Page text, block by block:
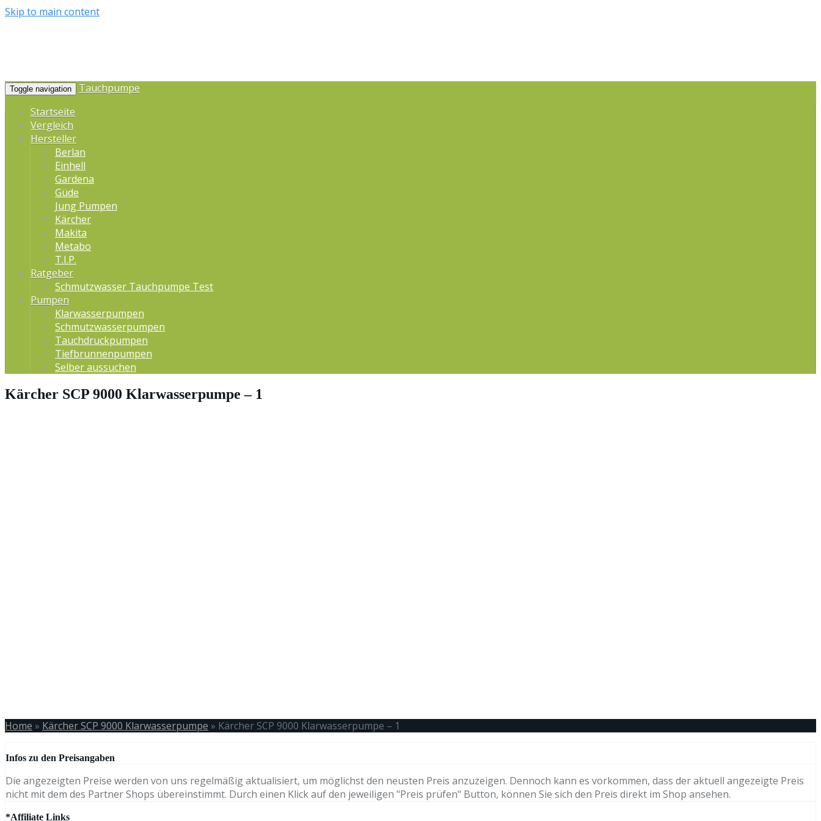
Skip to main content
Toggle navigation
Tauchpumpe
Startseite
Vergleich
Hersteller
Berlan
Einhell
Gardena
Güde
Jung Pumpen
Kärcher
Makita
Metabo
T.I.P.
Ratgeber
Schmutzwasser Tauchpumpe Test
Pumpen
Klarwasserpumpen
Schmutzwasserpumpen
Tauchdruckpumpen
Tiefbrunnenpumpen
Selber aussuchen
Kärcher SCP 9000 Klarwasserpumpe – 1
Home » Kärcher SCP 9000 Klarwasserpumpe » Kärcher SCP 9000 Klarwasserpumpe – 1
Infos zu den Preisangaben
Die angezeigten Preise werden von uns regelmäßig aktualisiert, um möglichst den neusten Preis anzuzeigen. Dennoch kann es vorkommen, dass der aktuell angezeigte Preis
nicht mit dem des Partner Shops übereinstimmt. Durch einen Klick auf den jeweiligen "Preis prüfen" Button, können Sie sich den Preis direkt im Shop ansehen.
*Affiliate Links